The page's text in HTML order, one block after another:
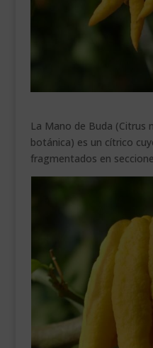
La Mano de Buda (Citrus
botánica) es un cítrico
fragmentados en